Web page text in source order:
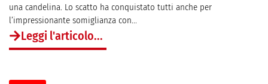
una candelina. Lo scatto ha conquistato tutti anche per
l’impressionante somiglianza con...
Leggi l'articolo...